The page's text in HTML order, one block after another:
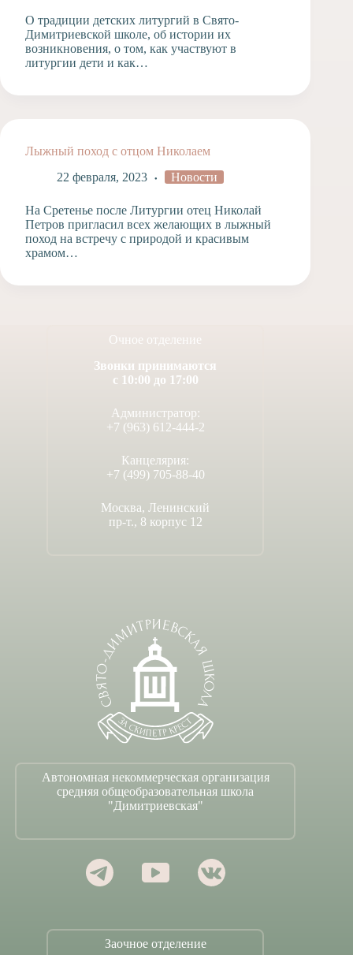
О традиции детских литургий в Свято-
Димитриевской школе, об истории их
возникновения, о том, как участвуют в
литургии дети и как…
Лыжный поход с отцом Николаем
22 февраля, 2023
Новости
На Сретенье после Литургии отец Николай
Петров пригласил всех желающих в лыжный
поход на встречу с природой и красивым
храмом…
Очное отделение
Звонки принимаются
с 10:00 до 17:00
Администратор:
+7 (963) 612-444-2
Канцелярия:
+7 (499) 705-88-40
Москва, Ленинский
пр-т., 8 корпус 12
Автономная некоммерческая организация
средняя общеобразовательная школа
"Димитриевская"
Заочное отделение